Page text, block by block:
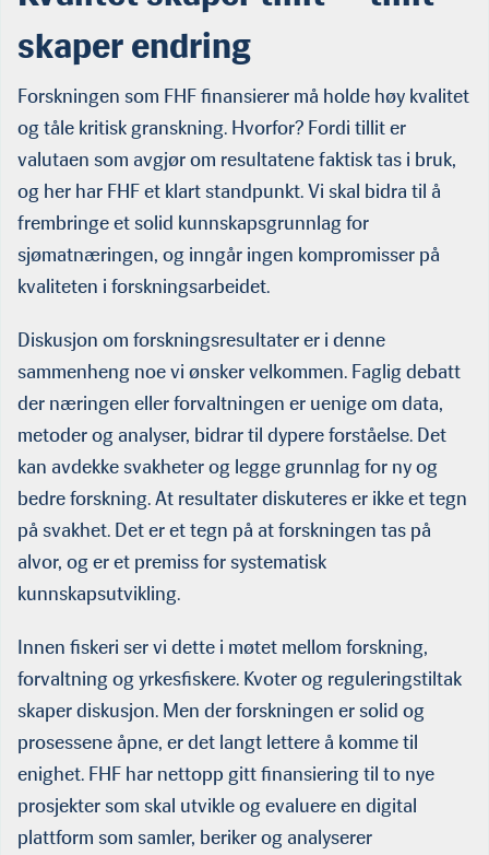
FHF)
skaper endring
Forskningen som FHF finansierer må holde høy kvalitet
og tåle kritisk granskning. Hvorfor? Fordi tillit er
valutaen som avgjør om resultatene faktisk tas i bruk,
og her har FHF et klart standpunkt. Vi skal bidra til å
frembringe et solid kunnskapsgrunnlag for
sjømatnæringen, og inngår ingen kompromisser på
kvaliteten i forskningsarbeidet.
Diskusjon om forskningsresultater er i denne
sammenheng noe vi ønsker velkommen. Faglig debatt
der næringen eller forvaltningen er uenige om data,
metoder og analyser, bidrar til dypere forståelse. Det
kan avdekke svakheter og legge grunnlag for ny og
bedre forskning. At resultater diskuteres er ikke et tegn
på svakhet. Det er et tegn på at forskningen tas på
alvor, og er et premiss for systematisk
kunnskapsutvikling.
Innen fiskeri ser vi dette i møtet mellom forskning,
forvaltning og yrkesfiskere. Kvoter og reguleringstiltak
skaper diskusjon. Men der forskningen er solid og
prosessene åpne, er det langt lettere å komme til
enighet. FHF har nettopp gitt finansiering til to nye
prosjekter som skal utvikle og evaluere en digital
plattform som samler, beriker og analyserer